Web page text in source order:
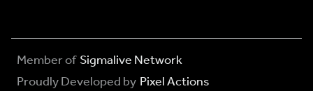
Member of Sigmalive Network
Proudly Developed by Pixel Actions